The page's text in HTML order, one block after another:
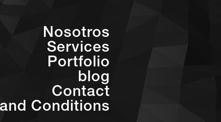
Nosotros
Services
Portfolio
blog
Contact
Conditions